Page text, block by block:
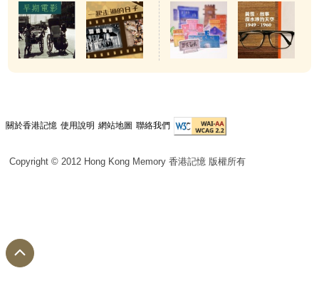
關於香港記憶 使用說明 網站地圖 聯絡我們
Copyright © 2012 Hong Kong Memory 香港記憶 版權所有